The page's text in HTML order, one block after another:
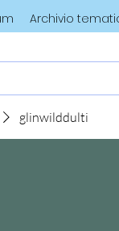
Archivio
glinwilddulti